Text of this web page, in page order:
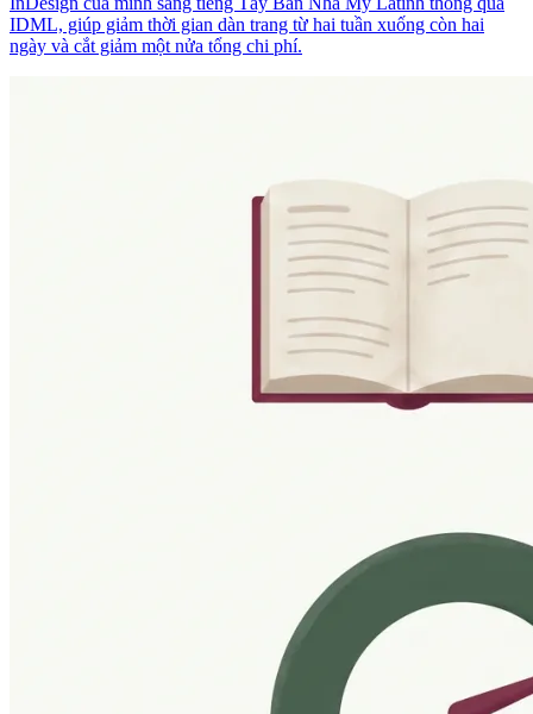
IDML, giúp giảm thời gian dàn trang từ hai tuần xuống còn hai
ngày và cắt giảm một nửa tổng chi phí.